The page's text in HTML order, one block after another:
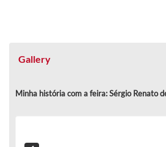
Gallery
Minha história com a feira: Sérgio Renato